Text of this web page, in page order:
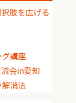
肢を広げる
講座
会in愛知
消法